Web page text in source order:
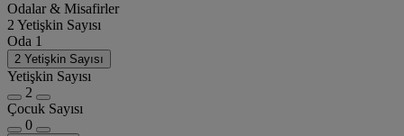
Odalar & Misafirler
2 Yetişkin Sayısı
Oda 1
2 Yetişkin Sayısı
Yetişkin Sayısı
2
Çocuk Sayısı
0